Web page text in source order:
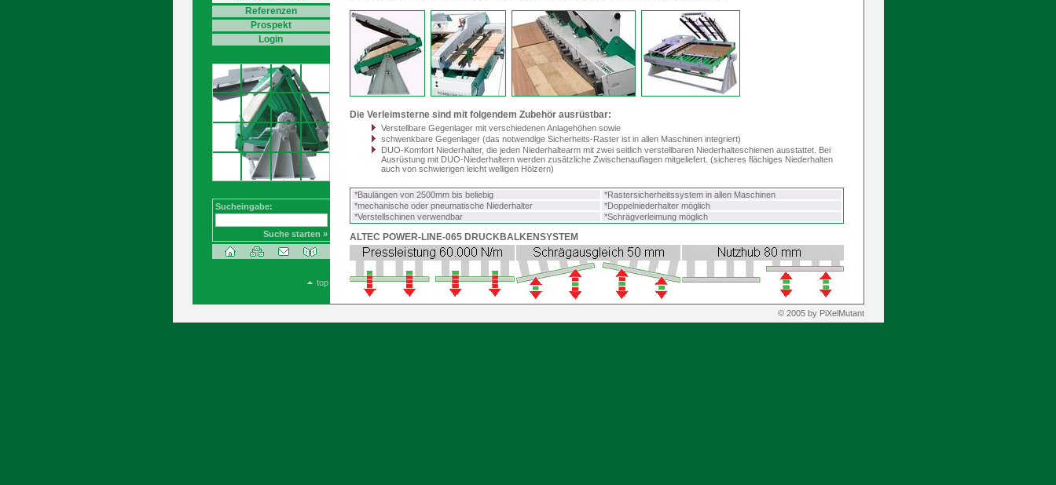
Referenzen
Prospekt
Login
Sucheingabe:
Suche starten »
top
Die Verleimsterne sind mit folgendem Zubehör ausrüstbar:
Verstellbare Gegenlager mit verschiedenen Anlagehöhen sowie
schwenkbare Gegenlager (das notwendige Sicherheits-Raster ist in allen Maschinen integriert)
DUO-Komfort Niederhalter, die jeden Niederhaltearm mit zwei seitlich verstellbaren Niederhalteschienen ausstattet. Bei
Ausrüstung mit DUO-Niederhaltern werden zusätzliche Zwischenauflagen mitgeliefert. (sicheres flächiges Niederhalten
auch von schwierigen leicht welligen Hölzern)
*Baulängen von 2500mm bis beliebig
*Rastersicherheitssystem in allen Maschinen
*mechanische oder pneumatische Niederhalter
*Doppelniederhalter möglich
*Verstellschinen verwendbar
*Schrägverleimung möglich
ALTEC POWER-LINE-065 DRUCKBALKENSYSTEM
© 2005 by PiXelMutant